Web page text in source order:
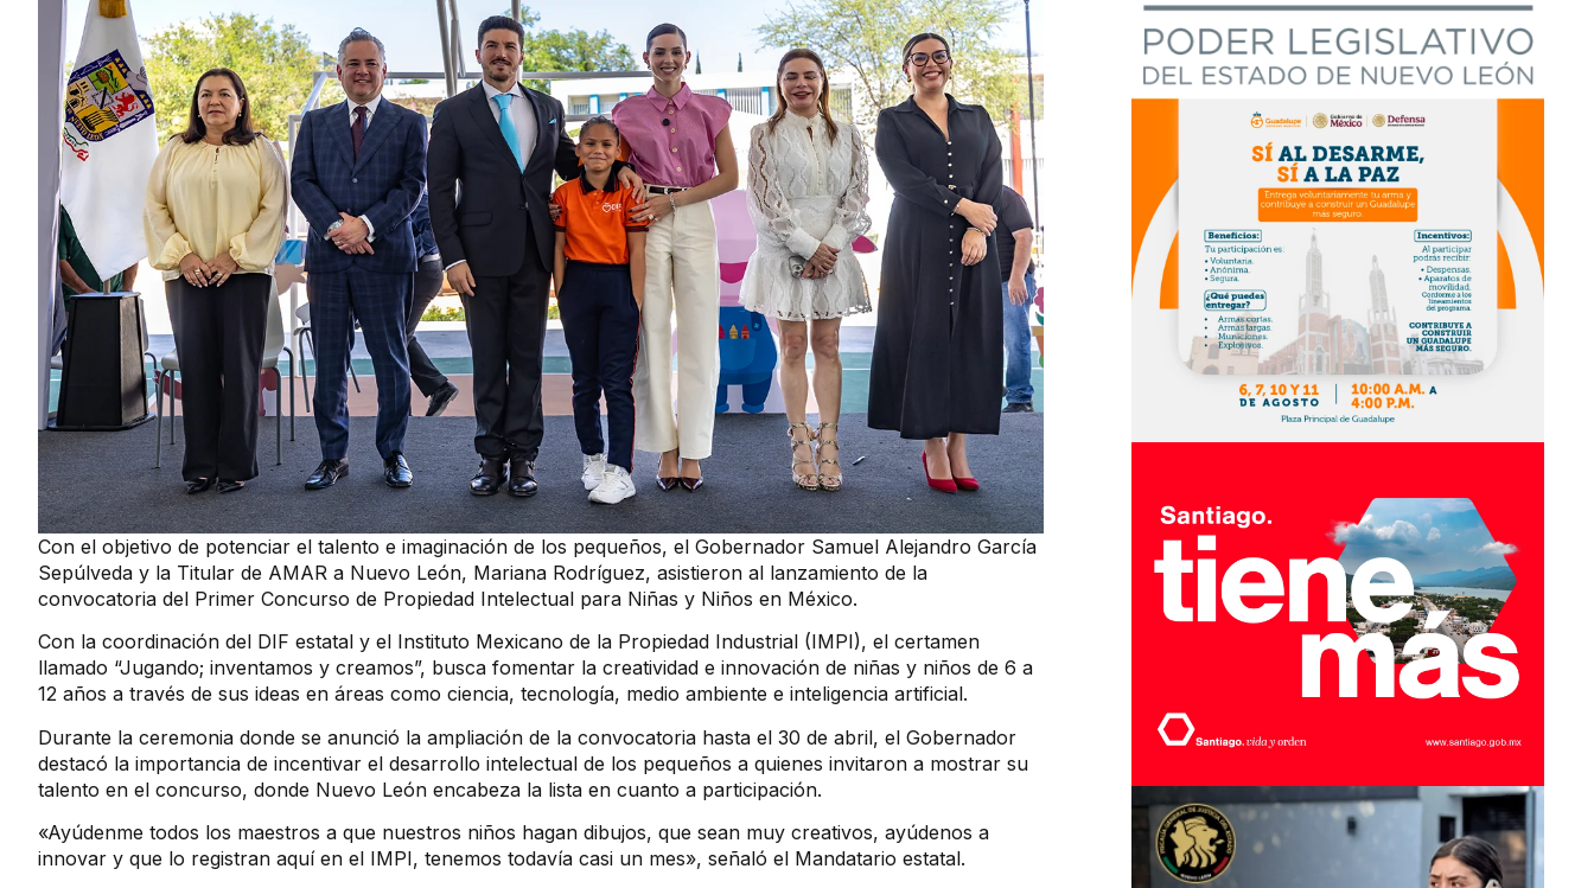
Con el objetivo de potenciar el talento e imaginación de los pequeños, el Gobernador Samuel Alejandro García
Sepúlveda y la Titular de AMAR a Nuevo León, Mariana Rodríguez, asistieron al lanzamiento de la
convocatoria del Primer Concurso de Propiedad Intelectual para Niñas y Niños en México.
Con la coordinación del DIF estatal y el Instituto Mexicano de la Propiedad Industrial (IMPI), el certamen
llamado “Jugando; inventamos y creamos”, busca fomentar la creatividad e innovación de niñas y niños de 6 a
12 años a través de sus ideas en áreas como ciencia, tecnología, medio ambiente e inteligencia artificial.
Durante la ceremonia donde se anunció la ampliación de la convocatoria hasta el 30 de abril, el Gobernador
destacó la importancia de incentivar el desarrollo intelectual de los pequeños a quienes invitaron a mostrar su
talento en el concurso, donde Nuevo León encabeza la lista en cuanto a participación.
«Ayúdenme todos los maestros a que nuestros niños hagan dibujos, que sean muy creativos, ayúdenos a
innovar y que lo registran aquí en el IMPI, tenemos todavía casi un mes», señaló el Mandatario estatal.